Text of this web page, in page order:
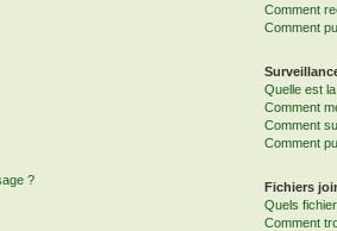
?
Comment
Comment
Quelle est
Comment
Comment
Comment
Fichiers
Quels
Comment